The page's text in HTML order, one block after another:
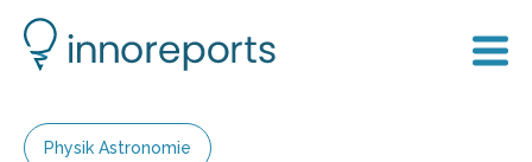
Physik Astronomie